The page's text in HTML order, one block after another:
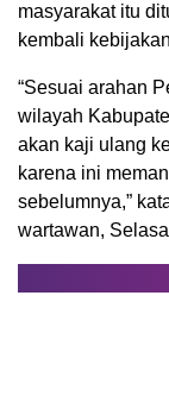
masyarakat itu
kembali
“Sesuai arahan
wilayah
akan kaji ulang
karena ini
sebelumnya,”
wartawan,